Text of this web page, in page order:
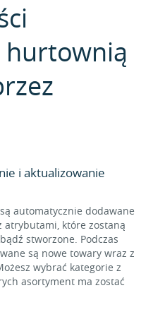
hurtownią
i aktualizowanie
automatycznie dodawane
atrybutami, które zostaną
stworzone. Podczas
są nowe towary wraz z
wybrać kategorie z
asortyment ma zostać